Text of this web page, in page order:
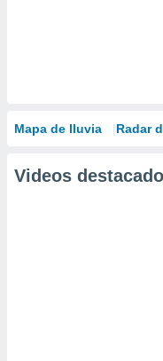
Mapa de lluvia Radar
Videos